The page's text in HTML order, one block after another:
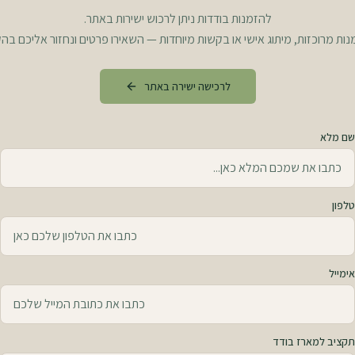
להזמנות בודדות ניתן לרכוש ישירות באתר.
מרוכזות, מיתוג אישי או בקשות מיוחדות — השאירו פרטים ונחזור אליכם
לרכישה ישירה באתר
שם מלא
טלפון
אימייל
תקציב למארז בודד